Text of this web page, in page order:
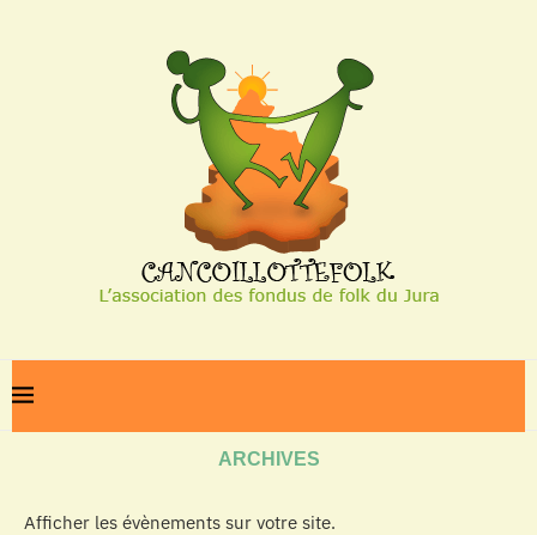
ARCHIVES
Afficher les évènements sur votre site.